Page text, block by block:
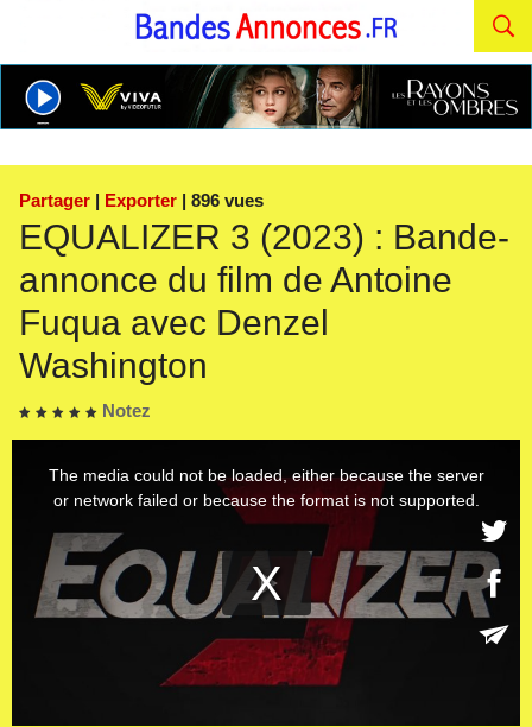
Partager | Exporter | 896 vues
EQUALIZER 3 (2023) : Bande-
annonce du film de Antoine
Fuqua avec Denzel
Washington
Notez